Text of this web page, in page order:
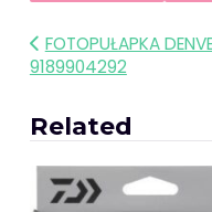
Nawigacja
wpisu
FOTOPUŁAPKA
9189904292
Related